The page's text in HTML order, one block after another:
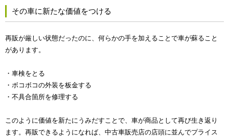
その車に新たな価値をつける
再販が厳しい状態だったのに、何らかの手を加えることで車が蘇ること
があります。
・車検をとる
・ボコボコの外装を板金する
・不具合箇所を修理する
このように価値を新たにうみだすことで、車が商品として再び生き返り
ます。再販できるようになれば、中古車販売店の店頭に並んでプライス